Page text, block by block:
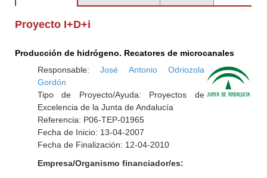
Proyecto I+D+i
Producción de hidrógeno. Recatores de microcanales
Responsable:José Antonio Odriozola
Gordón
Tipo de Proyecto/Ayuda: Proyectos de
Excelencia de la Junta de Andalucía
Referencia: P06-TEP-01965
Fecha de Inicio: 13-04-2007
Fecha de Finalización: 12-04-2010
Empresa/Organismo financiador/es: